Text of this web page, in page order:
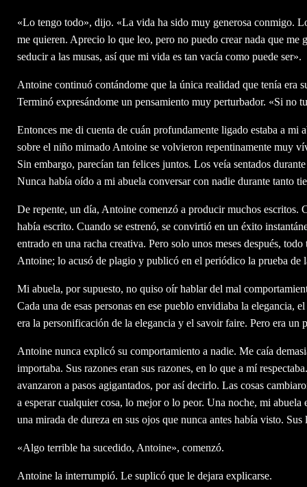
«Lo tengo todo», dijo. «La vida ha sido muy generosa conmigo.
me quieren. Aprecio lo que leo, pero no puedo crear nada que me
seducir a las musas, así que mi vida es tan vacía como puede ser».
Antoine continuó contándome que la única realidad que tenía era
Terminó expresándome un pensamiento muy perturbador. «Si no
Entonces me di cuenta de cuán profundamente ligado estaba a mi
sobre el niño mimado Antoine se volvieron repentinamente muy
Sin embargo, parecían tan felices juntos. Los veía sentados
Nunca había oído a mi abuela conversar con nadie durante tanto
De repente, un día, Antoine comenzó a producir muchos
había escrito. Cuando se estrenó, se convirtió en un éxito
entrado en una racha creativa. Pero solo unos meses después,
Antoine; lo acusó de plagio y publicó en el periódico la prueba de
Mi abuela, por supuesto, no quiso oír hablar del mal
Cada una de esas personas en ese pueblo envidiaba la
era la personificación de la elegancia y el savoir faire. Pero era un
Antoine nunca explicó su comportamiento a nadie. Me caía
importaba. Sus razones eran sus razones, en lo que a mí
avanzaron a pasos agigantados, por así decirlo. Las cosas
a esperar cualquier cosa, lo mejor o lo peor. Una noche, mi
una mirada de dureza en sus ojos que nunca antes había visto.
«Algo terrible ha sucedido, Antoine», comenzó.
Antoine la interrumpió. Le suplicó que le dejara explicarse.